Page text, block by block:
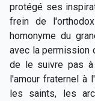
protégé ses
frein de
homonyme du
avec la permission
de le suivre pas à
l'amour fraternel à
les saints, les